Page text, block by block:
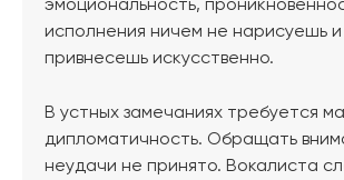
эмоциональность,
исполнения ничем не нарисуешь и
привнесешь искусственно.
В устных замечаниях требуется
дипломатичность. Обращать
неудачи не принято. Вокалиста